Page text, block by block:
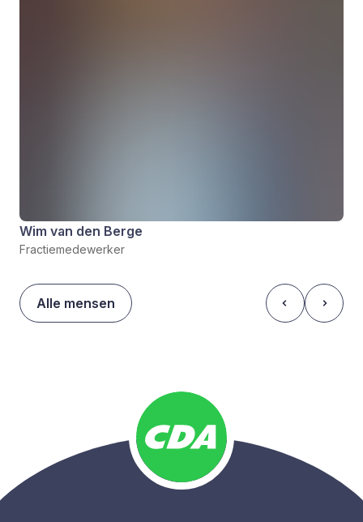
Wim van den Berge
Fractiemedewerker
Alle mensen